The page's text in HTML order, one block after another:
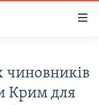
чиновників
Крим для